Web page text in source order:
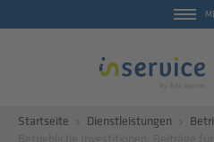
Startseite Dienstleistungen